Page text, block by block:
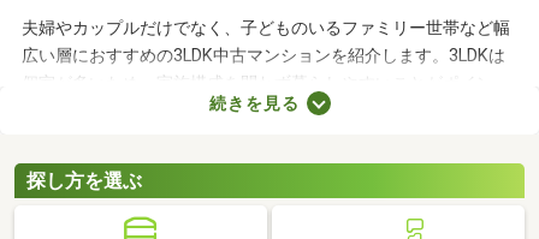
夫婦やカップルだけでなく、子どものいるファミリー世帯など幅
広い層におすすめの3LDK中古マンションを紹介します。3LDKは
個室が多いため、家族構成を問わず暮らしやすいことがポイン
ト。寝室・収納部屋・書斎など、家族の希望にあわせて使い方を
実した暮らしを実現できるでしょう。
続きを見る
探し方を選ぶ